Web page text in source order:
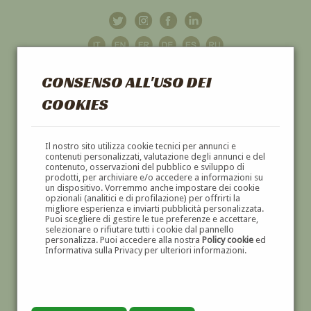
CONSENSO ALL'USO DEI
COOKIES
Il nostro sito utilizza cookie tecnici per annunci e
contenuti personalizzati, valutazione degli annunci e del
contenuto, osservazioni del pubblico e sviluppo di
prodotti, per archiviare e/o accedere a informazioni su
un dispositivo. Vorremmo anche impostare dei cookie
opzionali (analitici e di profilazione) per offrirti la
migliore esperienza e inviarti pubblicità personalizzata.
Puoi scegliere di gestire le tue preferenze e accettare,
selezionare o rifiutare tutti i cookie dal pannello
personalizza. Puoi accedere alla nostra Policy cookieed
Informativa sulla Privacy per ulteriori informazioni.
GALLERIAD'ARTE
DIPINTI E SCULTURE '800 E '900